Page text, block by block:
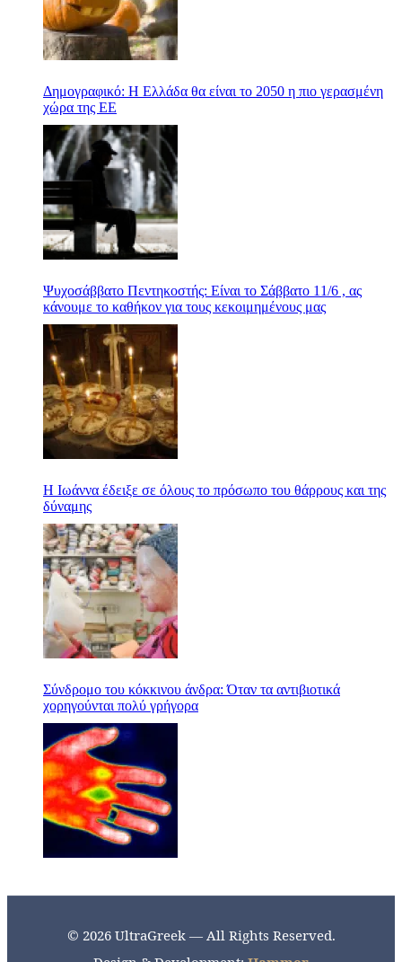
Δημογραφικό: Η Ελλάδα θα είναι το 2050 η πιο γερασμένη
χώρα της ΕΕ
Ψυχοσάββατο Πεντηκοστής: Είναι το Σάββατο 11/6 , ας
κάνουμε το καθήκον για τους κεκοιμημένους μας
Η Ιωάννα έδειξε σε όλους το πρόσωπο του θάρρους και της
δύναμης
Σύνδρομο του κόκκινου άνδρα: Όταν τα αντιβιοτικά
χορηγούνται πολύ γρήγορα
© 2026 UltraGreek — All Rights Reserved.